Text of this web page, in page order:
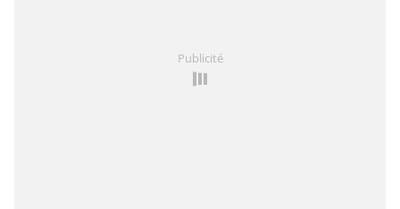
Publicité